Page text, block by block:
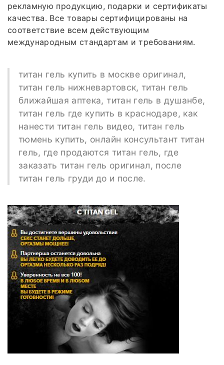
рекламную продукцию, подарки и сертификаты
качества. Все товары сертифицированы на
соответствие всем действующим
международным стандартам и требованиям.
титан гель купить в москве оригинал,
титан гель нижневартовск, титан гель
ближайшая аптека, титан гель в душанбе,
титан гель где купить в краснодаре, как
нанести титан гель видео, титан гель
тюмень купить, онлайн консультант титан
гель, где продаются титан гель, где
заказать титан гель оригинал, после
титан гель груди до и после.